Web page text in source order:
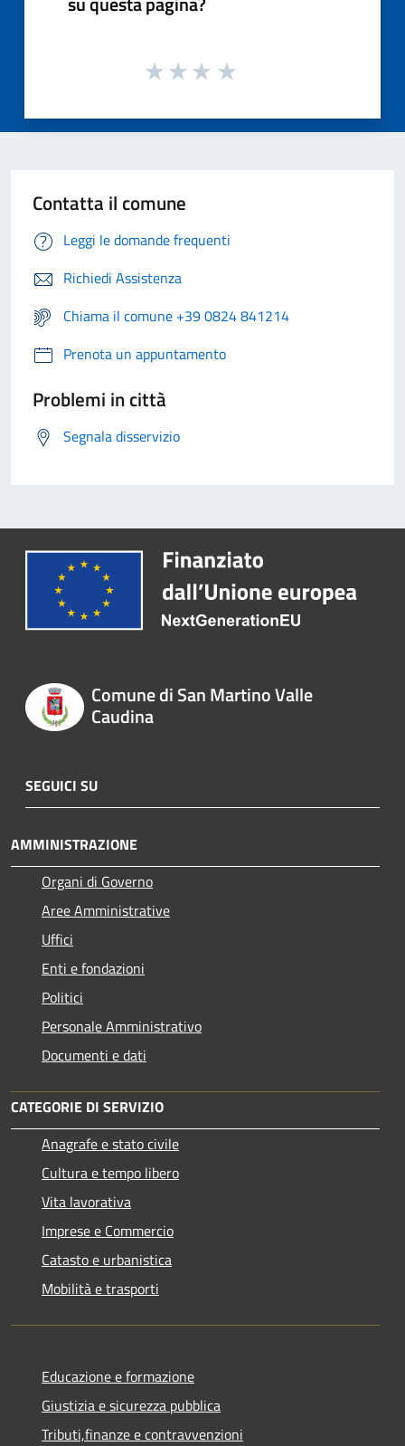
Contatta il comune
Leggi le domande frequenti
Richiedi Assistenza
Chiama il comune +39 0824 841214
Prenota un appuntamento
Problemi in città
Segnala disservizio
Comune di San Martino Valle
Caudina
SEGUICI SU
AMMINISTRAZIONE
Organi di Governo
Aree Amministrative
Uffici
Enti e fondazioni
Politici
Personale Amministrativo
Documenti e dati
CATEGORIE DI SERVIZIO
Anagrafe e stato civile
Cultura e tempo libero
Vita lavorativa
Imprese e Commercio
Catasto e urbanistica
Mobilità e trasporti
Educazione e formazione
Giustizia e sicurezza pubblica
Tributi,finanze e contravvenzioni